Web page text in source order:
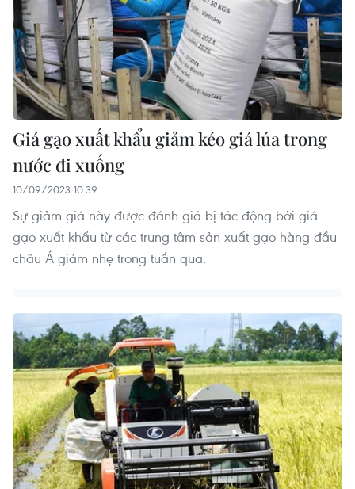
Giá gạo xuất khẩu giảm kéo giá lúa trong
nước đi xuống
10/09/2023 10:39
Sự giảm giá này được đánh giá bị tác động bởi giá
gạo xuất khẩu từ các trung tâm sản xuất gạo hàng đầu
châu Á giảm nhẹ trong tuần qua.